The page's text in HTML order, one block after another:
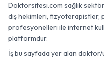
Doktorsitesi.com sağlık
diş hekimleri, fizyoterapistler,
profesyonelleri ile internet
platformdur.
İş bu sayfada yer alan doktor/